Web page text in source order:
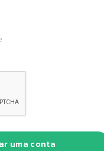
uma conta